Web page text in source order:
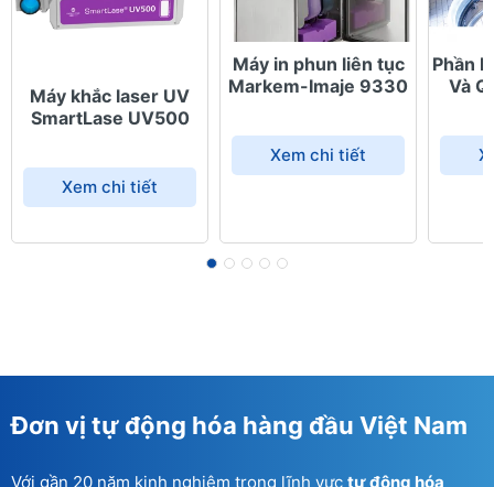
Máy khắc laser UV
SmartLase UV500
Xem chi tiết
Máy in phun liên tục
Markem-Imaje 9330
Xem chi tiết
Phần
Và
Đơn vị tự động hóa hàng đầu Việt Nam
Với gần 20 năm kinh nghiệm trong lĩnh vực tự động hóa